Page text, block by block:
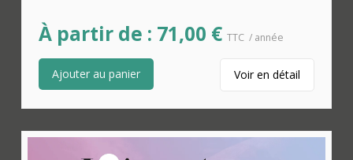
À partir de : 71,00 € TTC / année
Ajouter au panier Voir en détail